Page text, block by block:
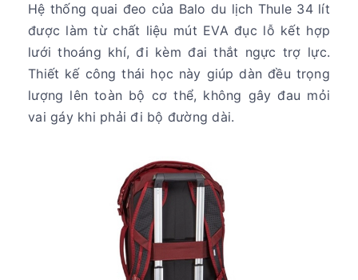
Hệ thống quai đeo của Balo du lịch Thule 34 lít
được làm từ chất liệu mút EVA đục lỗ kết hợp
lưới thoáng khí, đi kèm đai thắt ngực trợ lực.
Thiết kế công thái học này giúp dàn đều trọng
lượng lên toàn bộ cơ thể, không gây đau mỏi
vai gáy khi phải đi bộ đường dài.